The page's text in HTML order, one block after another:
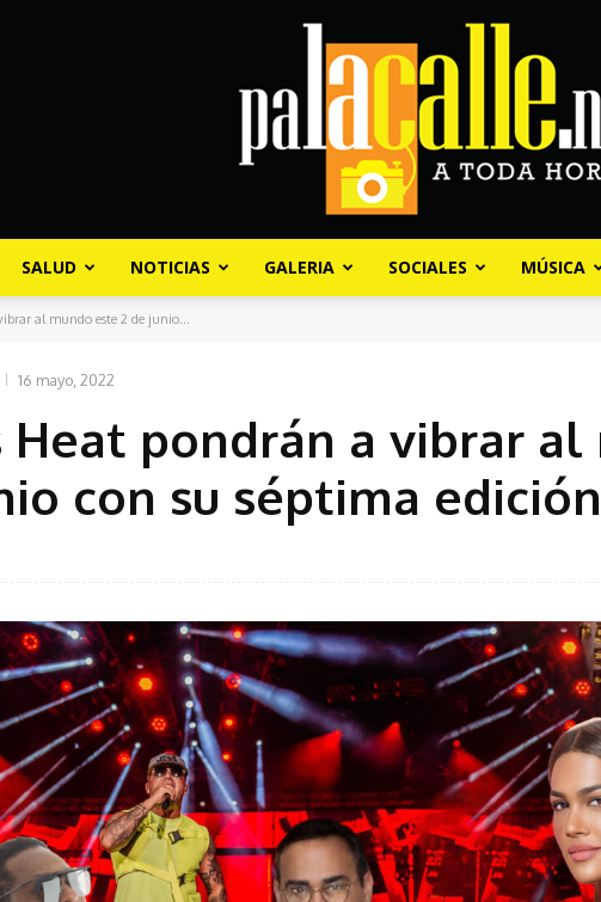
SALUD NOTICIAS GALERIA SOCIALES MÚSICA
al mundo este 2 de junio...
16 mayo, 2022
Heat pondrán a vibrar al
con su séptima edición